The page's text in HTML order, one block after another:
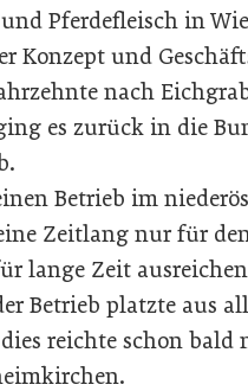
Pferdefleisch in
Konzept und
nach
es zurück in die
Betrieb im
Zeitlang nur für
lange Zeit
Betrieb platzte aus
reichte schon bald